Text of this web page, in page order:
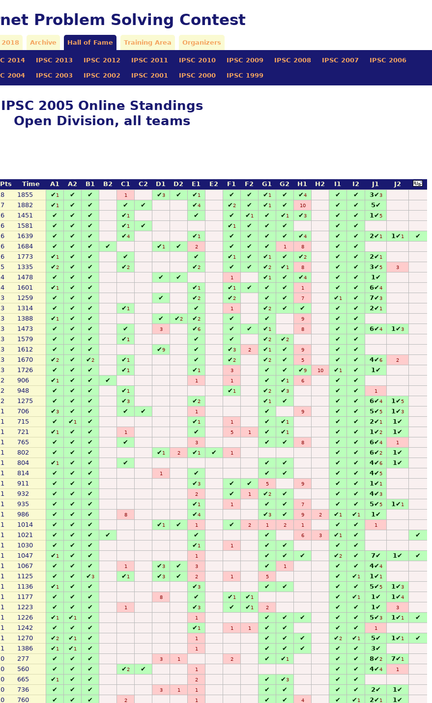
Problem Solving Contest
2018 Archive Hall of Fame Training Area Organizers
2014 IPSC 2013 IPSC 2012 IPSC 2011 IPSC 2010 IPSC 2009 IPSC 2008 IPSC 2007 IPSC 2006
2004 IPSC 2003 IPSC 2002 IPSC 2001 IPSC 2000 IPSC 1999
IPSC 2005 Online Standings
Open Division, all teams
Pts Time A1 A2 B1 B2 C1 C2 D1 D2 E1 E2 F1 F2 G1 G2 H1 H2 I1 I2 J1
J2
1855 ✔1 ✔ ✔ 1 ✔3 ✔ ✔1 ✔ ✔ ✔1 ✔ ✔4 ✔ ✔ 3✔3
1882 ✔1 ✔ ✔ ✔ ✔ ✔4 ✔2 ✔ ✔1 ✔ 10 ✔ ✔
5✔
1451 ✔ ✔ ✔ ✔1 ✔ ✔ ✔1 ✔ ✔1 ✔3 ✔ ✔ 1✔5
1581 ✔ ✔ ✔ ✔1 ✔ ✔1 ✔ ✔ ✔ ✔
✔
1639 ✔ ✔ ✔ ✔4 ✔1 ✔ ✔ ✔ ✔ ✔4 ✔ ✔ 2✔1 1✔1
✔
1684 ✔ ✔ ✔ ✔ ✔1 ✔ 2 ✔ ✔ ✔ 1 8 ✔
✔
1773 ✔1 ✔ ✔ ✔ ✔ ✔1 ✔ ✔1 ✔ ✔2 ✔ ✔ 2✔1
1335 ✔2 ✔ ✔ ✔2 ✔2 ✔ ✔ ✔2 ✔1 8 ✔ ✔ 3✔5 3
1478 ✔ ✔ ✔ ✔ ✔ 1 ✔1 ✔ ✔4 ✔ ✔
1✔
1601 ✔1 ✔ ✔ ✔1 ✔1 ✔ ✔ ✔ 1 ✔ ✔ 6✔4
1259 ✔ ✔ ✔ ✔ ✔2 ✔2 ✔ ✔ 7 ✔1 ✔ 7✔3
1314 ✔ ✔ ✔ ✔1 ✔ 1 ✔2 ✔ ✔ ✔ ✔ 2✔1
1388 ✔1 ✔ ✔ ✔ ✔2 ✔2 ✔ ✔ 9 ✔
✔
1473 ✔ ✔ ✔ ✔ 3 ✔6 ✔ ✔ ✔1 8 ✔ ✔ 6✔4 1✔3
1579 ✔ ✔ ✔ ✔1 ✔ ✔ ✔2 ✔2 ✔
✔
1612 ✔ ✔ ✔ ✔9 ✔ ✔3 2 ✔1 ✔ 9 ✔
✔
1670 ✔2 ✔ ✔2 ✔1 ✔ ✔2 ✔2 ✔ 5 ✔ ✔ 4✔6 2
1726 ✔ ✔ ✔ ✔1 ✔1 3 ✔ ✔ ✔9 10 ✔1 ✔
1✔
906 ✔1 ✔ ✔ ✔ 1 1 ✔ ✔1 6 ✔
✔
948 ✔ ✔ ✔ ✔1 ✔1 ✔2 ✔3 ✔ ✔ 1
1275 ✔ ✔ ✔ ✔3 ✔2 ✔1 ✔ ✔ ✔ 6✔4 1✔5
706 ✔3 ✔ ✔ ✔ ✔ 1 ✔ 9 ✔ ✔ 5✔5 1✔3
715 ✔ ✔1 ✔ ✔1 1 ✔ ✔1 ✔ ✔ 2✔1
1✔
721 ✔1 ✔ ✔ 1 ✔ 5 1 ✔ ✔1 ✔ ✔ 1✔2
1✔
765 ✔ ✔ ✔ ✔ 3 ✔ ✔ 8 ✔ ✔ 6✔4 1
802 ✔ ✔ ✔ ✔1 2 ✔1 ✔ 1 ✔ ✔ 6✔2
1✔
804 ✔1 ✔ ✔ ✔ ✔ ✔ ✔ ✔ 4✔6
1✔
814 ✔ ✔ ✔ 1 ✔ ✔ ✔ ✔ ✔ 4✔5
911 ✔ ✔ ✔ ✔3 ✔ ✔ 5 9 ✔ ✔ 1✔1
932 ✔ ✔ ✔ 2 ✔ 1 ✔2 ✔ ✔ ✔ 4✔3
935 ✔ ✔ ✔ ✔1 1 ✔ ✔ 7 ✔ ✔ 5✔5 1✔1
986 ✔ ✔ ✔ 8 ✔4 ✔3 ✔ 9 2 ✔1 ✔1
1✔
1014 ✔ ✔ ✔ ✔1 ✔ 1 ✔ 2 1 2 1 ✔ ✔ 1
1021 ✔ ✔ ✔ ✔ ✔ ✔ 6 3 ✔1 ✔
✔
1030 ✔ ✔ ✔ ✔1 1 ✔ ✔ ✔
✔
1047 ✔1 ✔ ✔ 1 ✔ ✔ ✔ ✔2 ✔ 7✔ 1✔
✔
1067 ✔ ✔ ✔ 1 ✔3 ✔ 3 ✔ 1 ✔ ✔ 4✔4
1125 ✔ ✔ ✔3 ✔1 ✔3 ✔ 2 1 5 ✔ ✔1 1✔1
1136 ✔1 ✔ ✔ ✔3 ✔ ✔ ✔ ✔ 5✔5 1✔3
1177 ✔ ✔ ✔ 8 ✔ ✔1 ✔1 ✔ ✔1 1✔ 1✔4
1223 ✔ ✔ ✔ 1 ✔3 ✔ ✔1 2 ✔ ✔ 1✔ 3
1226 ✔1 ✔1 ✔ 1 ✔ ✔ ✔ ✔ ✔ 5✔3 1✔1
✔
1242 ✔ ✔ ✔ ✔1 1 1 ✔ ✔ ✔ ✔ 1
1270 ✔2 ✔1 ✔ 1 ✔ ✔ ✔ ✔2 ✔1 5✔ 1✔1
✔
1386 ✔1 ✔1 ✔ 1 ✔ ✔ ✔ ✔ ✔
3✔
277 ✔ ✔ ✔ 3 1 2 ✔ ✔1 ✔ ✔ 8✔2 7✔1
560 ✔ ✔ ✔ ✔2 ✔ 1 ✔ ✔ 4✔4 1
665 ✔1 ✔ ✔ 2 ✔ ✔3 ✔
✔
736 ✔ ✔ ✔ 3 1 1 ✔ ✔ ✔ ✔ 2✔
1✔
760 ✔ ✔ ✔ 2 1 ✔ ✔ 4 ✔ ✔1 2✔1
1✔